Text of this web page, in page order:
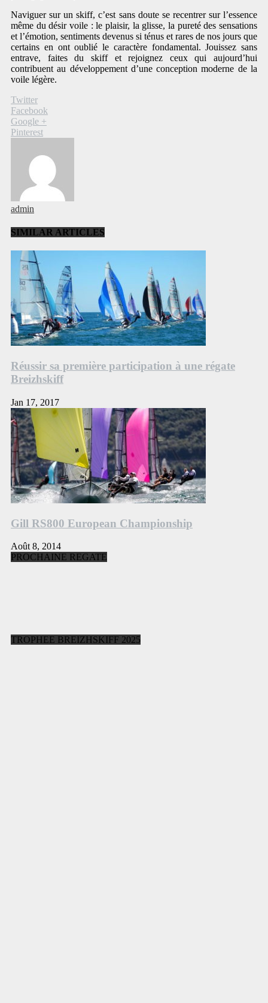
Naviguer sur un skiff, c’est sans doute se recentrer sur l’essence
même du désir voile : le plaisir, la glisse, la pureté des sensations
et l’émotion, sentiments devenus si ténus et rares de nos jours que
certains en ont oublié le caractère fondamental. Jouissez sans
entrave, faites du skiff et rejoignez ceux qui aujourd’hui
contribuent au développement d’une conception moderne de la
voile légère.
Twitter
Facebook
Google +
Pinterest
admin
SIMILAR ARTICLES
Réussir sa première participation à une régate
Breizhskiff
Jan 17, 2017
Gill RS800 European Championship
Août 8, 2014
PROCHAINE REGATE
TROPHEE BREIZHSKIFF 2025